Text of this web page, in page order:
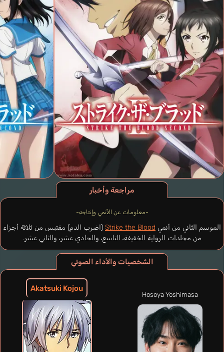
مراجعة وأخبار
-معلومات عن الأنمي وإنتاجه-
الموسم الثاني من أنمي Strike the Blood (اضرب الدم) مقتبس من ثلاثة أجزاء
من مجلدات الرواية الخفيفة، التاسع، والحادي عشر، والثاني عشر.
الشخصيات والأداء الصوتي
Akatsuki Kojou
Hosoya Yoshimasa